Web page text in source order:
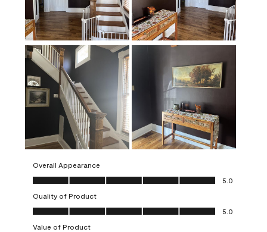
Overall Appearance
Overall Appearance, 5.0 out of 5
5.0
Quality of Product
Quality of Product, 5.0 out of 5
5.0
Value of Product